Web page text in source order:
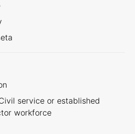
service or established
workforce